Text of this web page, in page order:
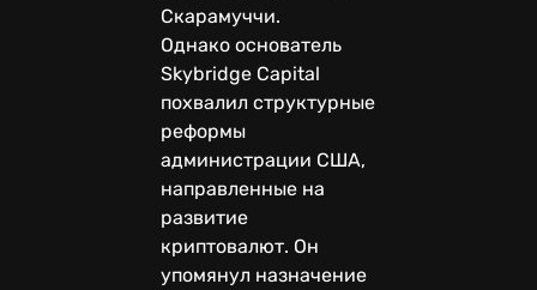
Скарамуччи.
Однако основатель
Skybridge Capital
похвалил структурные
реформы
администрации США,
направленные на
развитие
криптовалют. Он
упомянул назначение